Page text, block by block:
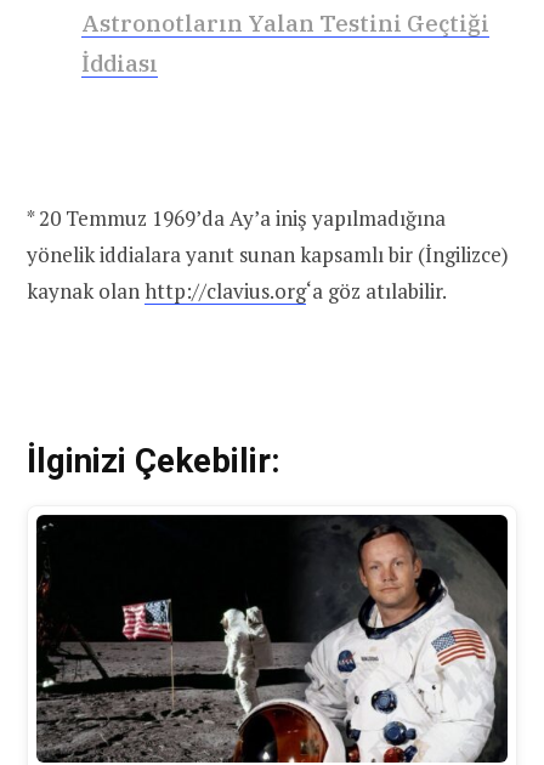
Astronotların Yalan Testini Geçtiği
İddiası
* 20 Temmuz 1969’da Ay’a iniş yapılmadığına
yönelik iddialara yanıt sunan kapsamlı bir (İngilizce)
kaynak olanhttp://clavius.org‘a göz atılabilir.
İlginizi Çekebilir: